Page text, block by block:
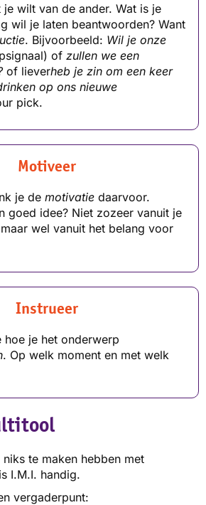
je wilt van de ander. Wat is je
wil je laten beantwoorden? Want
. Bijvoorbeeld: Wil je onze
of zullen we een
of lieverheb je zin om een keer
op ons nieuwe
pick.
Motiveer
je de motivatie daarvoor.
goed idee? Niet zozeer vanuit je
wel vanuit het belang voor
Instrueer
hoe je het onderwerp
. Op welk moment en met welk
te maken hebben met
I.M.I. handig.
vergaderpunt: